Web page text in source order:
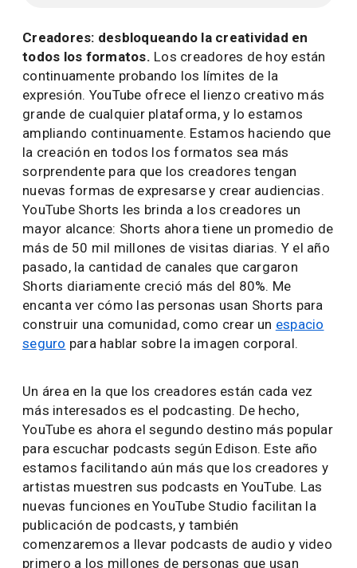
Creadores: desbloqueando la creatividad en
todos los formatos. Los creadores de hoy están
continuamente probando los límites de la
expresión. YouTube ofrece el lienzo creativo más
grande de cualquier plataforma, y lo estamos
ampliando continuamente. Estamos haciendo que
la creación en todos los formatos sea más
sorprendente para que los creadores tengan
nuevas formas de expresarse y crear audiencias.
YouTube Shorts les brinda a los creadores un
mayor alcance: Shorts ahora tiene un promedio de
más de 50 mil millones de visitas diarias. Y el año
pasado, la cantidad de canales que cargaron
Shorts diariamente creció más del 80%. Me
encanta ver cómo las personas usan Shorts para
construir una comunidad, como crear un espacio
seguro para hablar sobre la imagen corporal.
Un área en la que los creadores están cada vez
más interesados es el podcasting. De hecho,
YouTube es ahora el segundo destino más popular
para escuchar podcasts según Edison. Este año
estamos facilitando aún más que los creadores y
artistas muestren sus podcasts en YouTube. Las
nuevas funciones en YouTube Studio facilitan la
publicación de podcasts, y también
comenzaremos a llevar podcasts de audio y video
primero a los millones de personas que usan